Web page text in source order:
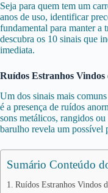
Seja para quem tem um
anos de uso, identificar
fundamental para manter a
descubra os 10 sinais que
imediata.
Ruídos Estranhos
Um dos sinais mais
é a presença de ruídos
sons metálicos, rangidos
barulho revela um possível
Sumário Conteúdo
Ruídos Estranhos Vindos